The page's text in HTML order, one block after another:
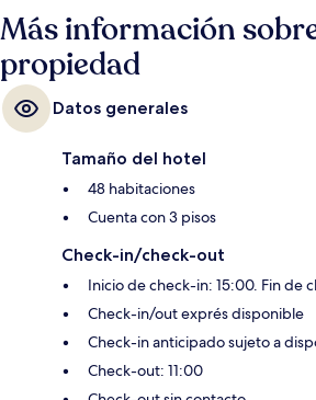
Más información
propiedad
Datos generales
Tamaño del hotel
48 habitaciones
Cuenta con 3 pisos
Check-in/check-out
Inicio de check-in: 15:00. Fin de
Check-in/out exprés disponible
Check-in anticipado sujeto a
Check-out: 11:00